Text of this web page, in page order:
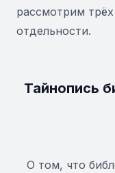
рассмотрим
отдельности.
Тайнопись
О том, что